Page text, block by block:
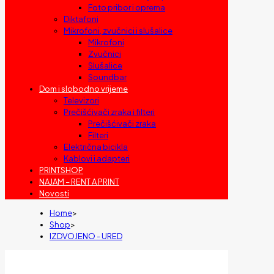
Foto pribor i oprema
Diktafoni
Mikrofoni, zvučnici i slušalice
Mikrofoni
Zvučnici
Slušalice
Soundbar
Dom i slobodno vrijeme
Televizori
Prečišćivači zraka i filteri
Prečišćivači zraka
Filteri
Električna bicikla
Kablovi i adapteri
PRINTSHOP
NAJAM – RENT A PRINT
Novosti
Home>
Shop>
IZDVOJENO - URED